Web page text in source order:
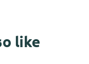
like